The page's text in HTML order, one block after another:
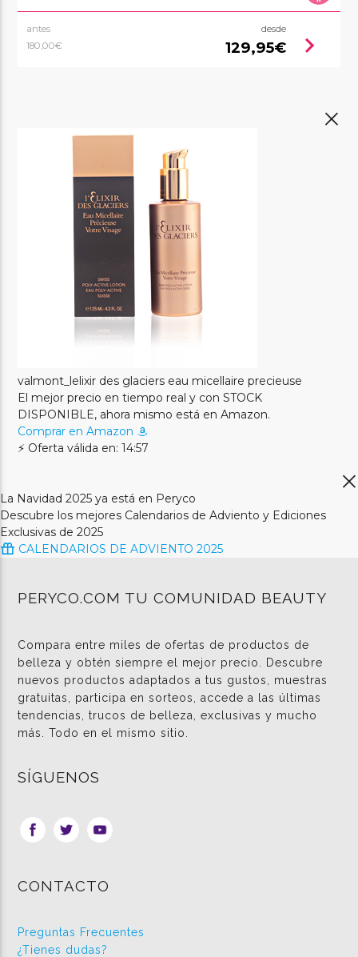
antes
180,00€
desde
129,95€ chevron_right
valmont_lelixir des glaciers eau micellaire precieuse
El mejor precio en tiempo real y con STOCK
DISPONIBLE, ahora mismo está en Amazon.
Comprar en Amazon
⚡ Oferta válida en: 14:56
La Navidad 2025 ya está en Peryco
Descubre los mejores Calendarios de Adviento y Ediciones
Exclusivas de 2025
CALENDARIOS DE ADVIENTO 2025
PERYCO.COM TU COMUNIDAD BEAUTY
Compara entre miles de ofertas de productos de
belleza y obtén siempre el mejor precio. Descubre
nuevos productos adaptados a tus gustos, muestras
gratuitas, participa en sorteos, accede a las últimas
tendencias, trucos de belleza, exclusivas y mucho
más. Todo en el mismo sitio.
SÍGUENOS
CONTACTO
Preguntas Frecuentes
¿Tienes dudas?